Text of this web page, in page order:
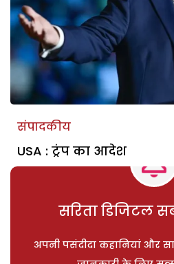
संपादकीय
USA : ट्रंप का आदेश
सरिता डिजिटल
अपनी पसंदीदा कहानियां और